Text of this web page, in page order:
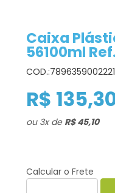
Caixa
56100ml
COD.:7896359002221
R$
ou 3xde R$ 45,10
Calcular o Frete